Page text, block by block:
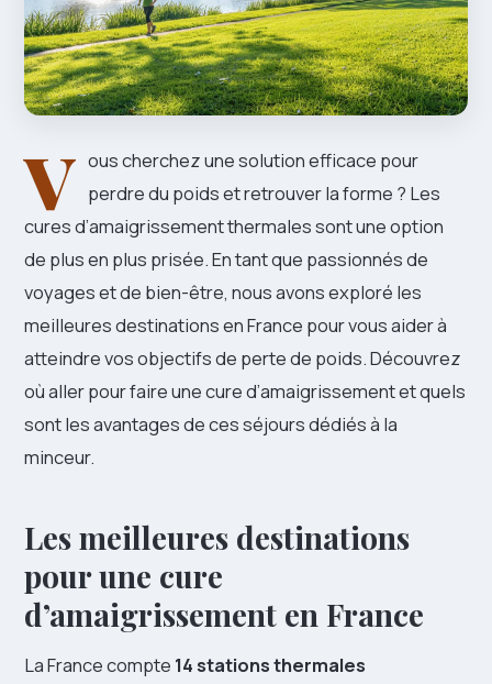
V ous cherchez une solution efficace pour
perdre du poids et retrouver la forme ? Les
cures d’amaigrissement thermales sont une option
de plus en plus prisée. En tant que passionnés de
voyages et de bien-être, nous avons exploré les
meilleures destinations en France pour vous aider à
atteindre vos objectifs de perte de poids. Découvrez
où aller pour faire une cure d’amaigrissement et quels
sont les avantages de ces séjours dédiés à la
minceur.
Les meilleures destinations
pour une cure
d’amaigrissement en France
La France compte 14 stations thermales